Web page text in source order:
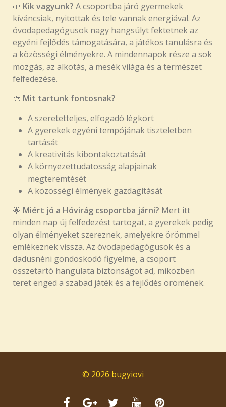
🌱 Kik vagyunk? A csoportba járó gyermekek
kíváncsiak, nyitottak és tele vannak energiával. Az
óvodapedagógusok nagy hangsúlyt fektetnek az
egyéni fejlődés támogatására, a játékos tanulásra és
a közösségi élményekre. A mindennapok része a sok
mozgás, az alkotás, a mesék világa és a természet
felfedezése.
🎨 Mit tartunk fontosnak?
A szeretetteljes, elfogadó légkört
A gyerekek egyéni tempójának tiszteletben
tartását
A kreativitás kibontakoztatását
A környezettudatosság alapjainak
megteremtését
A közösségi élmények gazdagítását
🌟 Miért jó a Hóvirág csoportba járni? Mert itt
minden nap új felfedezést tartogat, a gyerekek pedig
olyan élményeket szereznek, amelyekre örömmel
emlékeznek vissza. Az óvodapedagógusok és a
dadusnéni gondoskodó figyelme, a csoport
összetartó hangulata biztonságot ad, miközben
teret enged a szabad játék és a fejlődés örömének.
© 2026 bugyiovi